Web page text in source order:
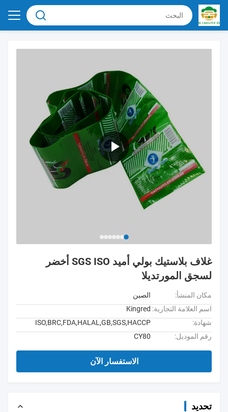
غلاف بلاستيك بولي أميد SGS ISO أخضر
لسجق المورتديلا
مكان المنشأ:
الصين
اسم العلامة التجارية: Kingred
شهادة:
ISO,BRC,FDA,HALAL,GB,SGS,HACCP
رقم الموديل:
CY80
الاستفسار الآن
تحديد